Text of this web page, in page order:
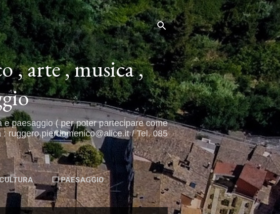
, arte , musica ,
paesaggio ( per poter partecipare come
ruggero.pierdomenico@alice.it / Tel. 085
⬜ PAESAGGIO